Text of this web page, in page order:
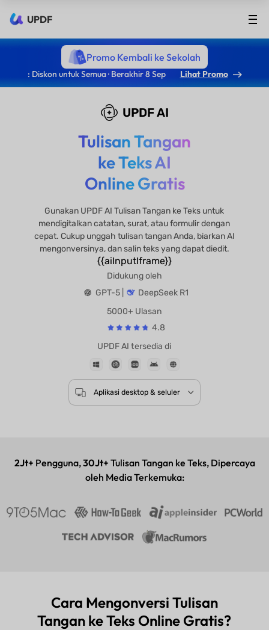
UPDF
Promo Kembali ke Sekolah
: Diskon untuk Semua · Berakhir 8 Sep Lihat Promo
UPDF AI
Tulisan Tangan
ke Teks AI
Online Gratis
Gunakan UPDF AI Tulisan Tangan ke Teks untuk
mendigitalkan catatan, surat, atau formulir dengan
cepat. Cukup unggah tulisan tangan Anda, biarkan AI
mengonversinya, dan salin teks yang dapat diedit.
{{aiInputIframe}}
Didukung oleh
GPT-5 |
DeepSeek R1
UPDF AI tersedia di
2Jt+ Pengguna,30Jt+ Tulisan Tangan ke Teks, Dipercaya
oleh Media Terkemuka:
Cara Mengonversi Tulisan
Tangan ke Teks Online Gratis?